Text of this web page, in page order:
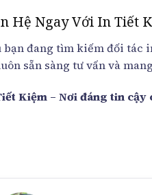
Hệ Ngay Với In Tiết
bạn đang tìm kiếm đối tác
sẵn sàng tư vấn và
Kiệm – Nơi đáng tin cậy